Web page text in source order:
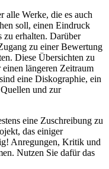
alle Werke, die es auch
soll, einen Eindruck
erhalten. Darüber
zu einer Bewertung
Diese Übersichten zu
längeren Zeitraum
eine Diskographie, ein
und zur
eine Zuschreibung zu
das einiger
Anregungen, Kritik und
Nutzen Sie dafür das